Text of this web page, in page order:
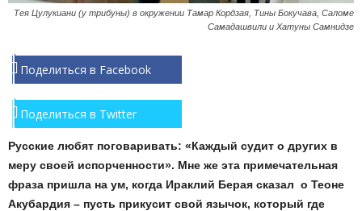
Тея Цулукиани (у трибуны) в окружении Тамар Кордзая, Тины Бокучава, Саломе
Самадашвили и Хатуны Самнидзе
Поделиться в Facebook
Поделиться в Twitter
Русские любят поговаривать: «Каждый судит о других в
меру своей испорченности». Мне же эта примечательная
фраза пришла на ум, когда Ираклий Берая сказал о Теоне
Акубардия – пусть прикусит свой язычок, который где